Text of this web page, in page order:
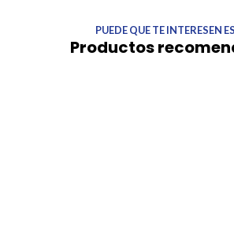
PUEDE QUE TE INTERESEN
Productos